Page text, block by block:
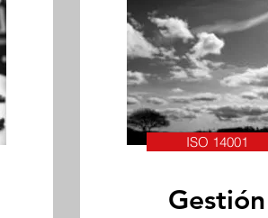
ISO 14001
Gestión